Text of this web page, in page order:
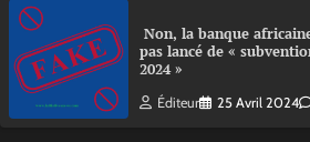
Non, la banque
pas lancé de «
2024 »
Éditeur 25 Avril 2024